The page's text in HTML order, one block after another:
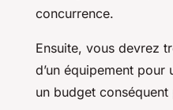
concurrence.
Ensuite, vous devrez
d’un équipement
un budget conséquent